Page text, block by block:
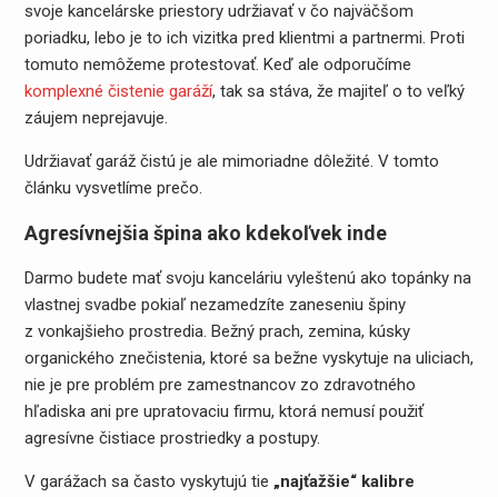
svoje kancelárske priestory udržiavať v čo najväčšom
poriadku, lebo je to ich vizitka pred klientmi a partnermi. Proti
tomuto nemôžeme protestovať. Keď ale odporučíme
komplexné čistenie garáží, tak sa stáva, že majiteľ o to veľký
záujem neprejavuje.
Udržiavať garáž čistú je ale mimoriadne dôležité. V tomto
článku vysvetlíme prečo.
Agresívnejšia špina ako kdekoľvek inde
Darmo budete mať svoju kanceláriu vyleštenú ako topánky na
vlastnej svadbe pokiaľ nezamedzíte zaneseniu špiny
z vonkajšieho prostredia. Bežný prach, zemina, kúsky
organického znečistenia, ktoré sa bežne vyskytuje na uliciach,
nie je pre problém pre zamestnancov zo zdravotného
hľadiska ani pre upratovaciu firmu, ktorá nemusí použiť
agresívne čistiace prostriedky a postupy.
V garážach sa často vyskytujú tie „najťažšie“ kalibre